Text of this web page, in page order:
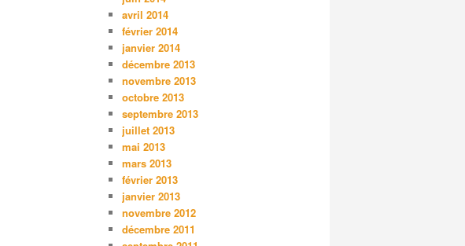
avril 2014
février 2014
janvier 2014
décembre 2013
novembre 2013
octobre 2013
septembre 2013
juillet 2013
mai 2013
mars 2013
février 2013
janvier 2013
novembre 2012
décembre 2011